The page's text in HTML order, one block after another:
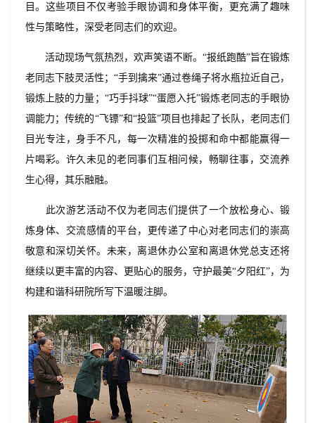
目。这些项目不仅考验手眼协调和身体平衡，更充满了趣味
性与策略性，深受老同志们的欢迎。
活动现场气氛热烈，欢声笑语不断。“报纸跑酷”旨在锻炼
老同志下肢灵活性；“手到擒来”通过卷绳子将水瓶拉近自己，
锻炼上肢的力量；“巧手抖球”“蛋愿入托”锻炼老同志的手眼协
调能力；传统的“飞镖”和“投篮”项目也排起了长队，老同志们
目光专注，身手不凡，每一次精准的投掷和命中都能赢得一
片喝彩。许久未见的老同事们互相问候，畅聊往事，交流养
生心得，其乐融融。
此次游艺活动不仅为老同志们提供了一个放松身心、锻
炼身体、交流感情的平台，更传递了中心对老同志们的崇高
敬意和深切关怀。未来，离退休办公室和离退休党总支还将
继续以更丰富的内容、更贴心的服务，守护最美“夕阳红”，为
构建和谐科研院所写下温暖注脚。